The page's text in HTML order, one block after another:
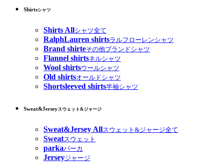
Shirtsシャツ
Shirts Allシャツ全て
RalphLauren shirtsラルフローレンシャツ
Brand shirteその他ブランドシャツ
Flannel shirtsネルシャツ
Wool shirtsウールシャツ
Old shirtsオールドシャツ
Shortsleeved shirts半袖シャツ
Sweat&Jerseyスウェット&ジャージ
Sweat&Jersey Allスウェット&ジャージ全て
Sweatスウェット
parkaパーカ
Jerseyジャージ